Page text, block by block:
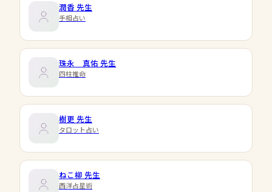
潤香 先生
手相占い
珠永 真佑 先生
四柱推命
樹更 先生
タロット占い
ねこ柳 先生
西洋占星術